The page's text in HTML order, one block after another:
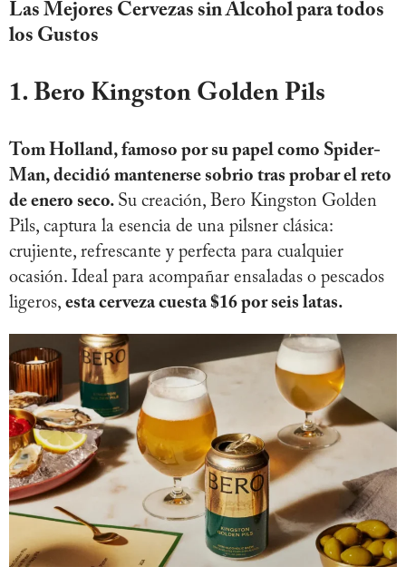
Las Mejores Cervezas sin Alcohol para todos
los Gustos
1. Bero Kingston Golden Pils
Tom Holland, famoso por su papel como Spider-
Man, decidió mantenerse sobrio tras probar el reto
de enero seco. Su creación, Bero Kingston Golden
Pils, captura la esencia de una pilsner clásica:
crujiente, refrescante y perfecta para cualquier
ocasión. Ideal para acompañar ensaladas o pescados
ligeros, esta cerveza cuesta $16 por seis latas.